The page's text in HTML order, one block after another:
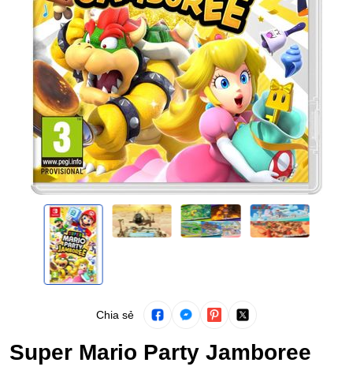
Chia sẻ
Super Mario Party Jamboree